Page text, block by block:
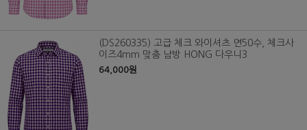
(DS260335) 고급 체크 와이셔츠 면50수, 체크사
이즈4mm 맞춤 남방 HONG 다우니3
64,000원